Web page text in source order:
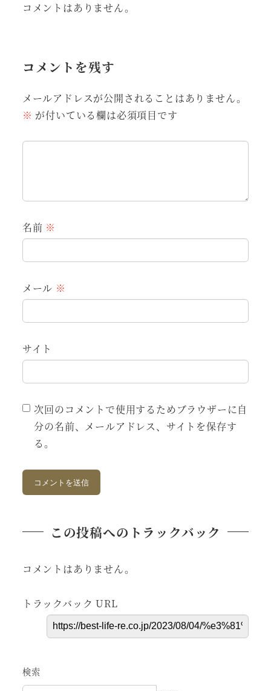
コメントはありません。
コメントを残す
メールアドレスが公開されることはありません。
※ が付いている欄は必須項目です
名前 ※
メール ※
サイト
次回のコメントで使用するためブラウザーに自
分の名前、メールアドレス、サイトを保存す
る。
この投稿へのトラックバック
コメントはありません。
トラックバック URL
検索